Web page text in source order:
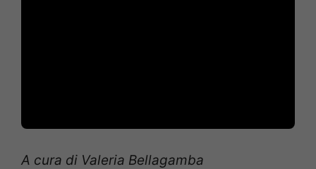
A cura di Valeria Bellagamba